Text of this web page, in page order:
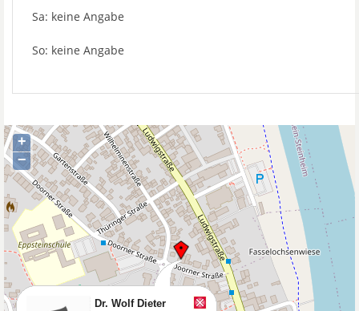
Sa: keine Angabe
So: keine Angabe